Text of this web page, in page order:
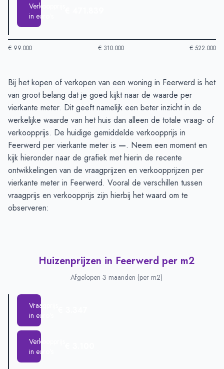
Verkoopprijs
in euro's
€ 99.000 € 310.000 € 522.000
Huizenprijzen in Feerwerd -Afgelopen 3 maanden
Type
Bedrag
Vraagprijs in euro's
€ 395.000
Verkoopprijs in euro's
€ 471.839
Bij het kopen of verkopen van een woning in Feerwerd is het
van groot belang dat je goed kijkt naar de waarde per
vierkante meter. Dit geeft namelijk een beter inzicht in de
werkelijke waarde van het huis dan alleen de totale vraag- of
verkoopprijs. De huidige gemiddelde verkoopprijs in
Feerwerd per vierkante meter is —. Neem een moment en
kijk hieronder naar de grafiek met hierin de recente
ontwikkelingen van de vraagprijzen en verkoopprijzen per
vierkante meter in Feerwerd. Vooral de verschillen tussen
vraagprijs en verkoopprijs zijn hierbij het waard om te
observeren:
Huizenprijzen in Feerwerd per m2
Afgelopen 3 maanden (per m2)
Vraagprijs
in euro's
Verkoopprijs
in euro's